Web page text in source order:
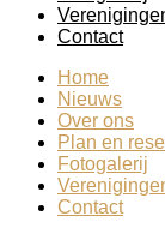
Contact
Home
Nieuws
Over ons
Plan en
Fotogalerij
Contact